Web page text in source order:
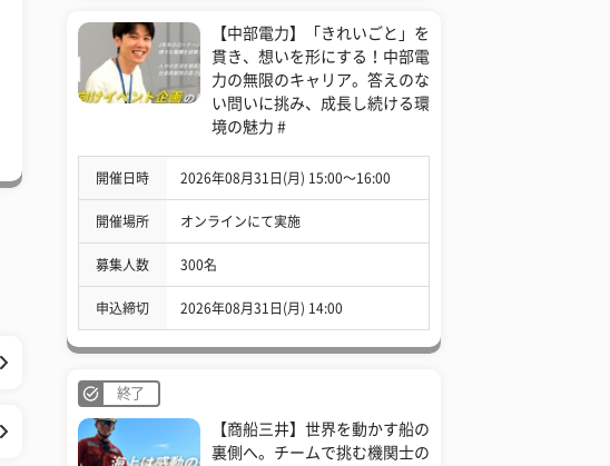
【中部電力】「きれいごと」を
貫き、想いを形にする！中部電
力の無限のキャリア。答えのな
い問いに挑み、成長し続ける環
境の魅力 #
開催日時 2026年08月31日(月) 15:00〜16:00
開催場所 オンラインにて実施
募集人数 300名
申込締切 2026年08月31日(月) 14:00
終了
【商船三井】世界を動かす船の
裏側へ。チームで挑む機関士の